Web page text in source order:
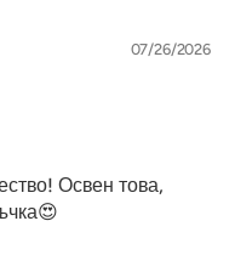
07/26/2026
Освен това,